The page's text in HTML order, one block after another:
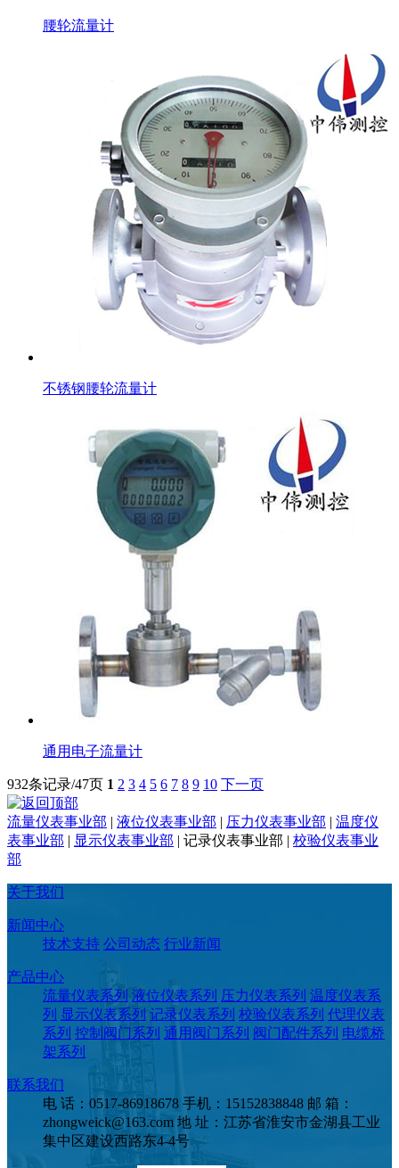
腰轮流量计
不锈钢腰轮流量计
通用电子流量计
932条记录/47页 1 2 3 4 5 6 7 8 9 10 下一页
流量仪表事业部 | 液位仪表事业部 | 压力仪表事业部 | 温度仪
表事业部 | 显示仪表事业部 | 记录仪表事业部 | 校验仪表事业
部
关于我们
新闻中心
技术支持 公司动态 行业新闻
产品中心
流量仪表系列 液位仪表系列 压力仪表系列 温度仪表系
列 显示仪表系列 记录仪表系列 校验仪表系列 代理仪表
系列 控制阀门系列 通用阀门系列 阀门配件系列 电缆桥
架系列
联系我们
电 话：0517-86918678 手机：15152838848 邮 箱：
zhongweick@163.com 地 址：江苏省淮安市金湖县工业
集中区建设西路东4-4号